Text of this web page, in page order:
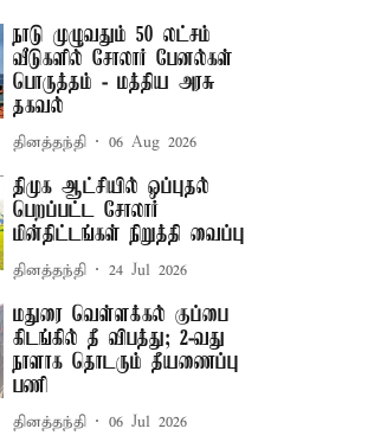
நாடு முழுவதும் 50 லட்சம்
வீடுகளில் சோலார் பேனல்கள்
பொருத்தம் - மத்திய அரசு
தகவல்
தினத்தந்தி 06 Aug 2026
திமுக ஆட்சியில் ஒப்புதல்
பெறப்பட்ட சோலார்
மின்திட்டங்கள் நிறுத்தி வைப்பு
தினத்தந்தி 24 Jul 2026
மதுரை வெள்ளக்கல் குப்பை
கிடங்கில் தீ விபத்து; 2-வது
நாளாக தொடரும் தீயணைப்பு
பணி
தினத்தந்தி 06 Jul 2026